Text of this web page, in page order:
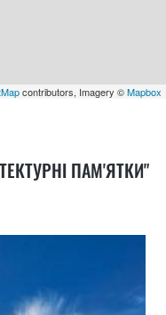
contributors, Imagery ©Mapbox
ПАМ'ЯТКИ"